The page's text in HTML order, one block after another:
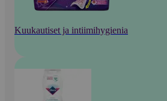
Kuukautiset ja intiimihygienia